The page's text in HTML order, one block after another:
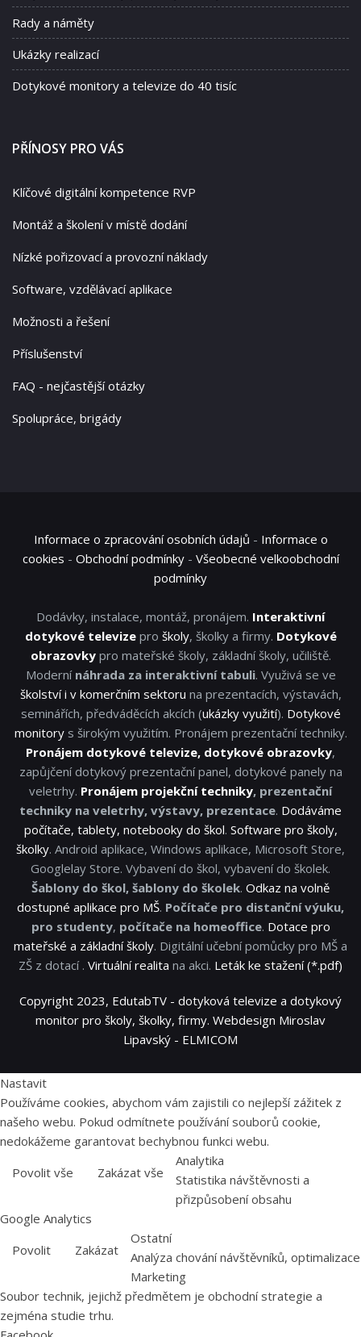
Rady a náměty
Ukázky realizací
Dotykové monitory a televize do 40 tisíc
PŘÍNOSY PRO VÁS
Klíčové digitální kompetence RVP
Montáž a školení v místě dodání
Nízké pořizovací a provozní náklady
Software, vzdělávací aplikace
Možnosti a řešení
Příslušenství
FAQ - nejčastější otázky
Spolupráce, brigády
Informace o zpracování osobních údajů - Informace o
cookies - Obchodní podmínky- Všeobecné velkoobchodní
podmínky
Dodávky, instalace, montáž, pronájem. Interaktivní
dotykové televizepro školy, školky a firmy. Dotykové
obrazovkypro mateřské školy, základní školy, učiliště.
Moderní náhrada za interaktivní tabuli. Využivá se ve
školství i v komerčním sektoru na prezentacích, výstavách,
seminářích, předváděcích akcích (ukázky využití). Dotykové
monitorys širokým využitím. Pronájem prezentační techniky.
Pronájem dotykové televize, dotykové obrazovky,
zapůjčení dotykový prezentační panel, dotykové panely na
veletrhy. Pronájem projekční techniky, prezentační
techniky na veletrhy, výstavy, prezentace. Dodáváme
počítače, tablety, notebooky do škol. Software pro školy,
školky. Android aplikace, Windows aplikace, Microsoft Store,
Googlelay Store. Vybavení do škol, vybavení do školek.
Šablony do škol, šablony do školek. Odkaz na volně
dostupné aplikace pro MŠ. Počítače pro distanční výuku,
pro studenty, počítače na homeoffice. Dotace pro
mateřské a základní školy. Digitální učební pomůcky pro MŠ a
ZŠ z dotací . Virtuální realita na akci. Leták ke stažení (*.pdf)
Copyright 2023, EdutabTV - dotyková televize a dotykový
monitor pro školy, školky, firmy. Webdesign Miroslav
Lipavský - ELMICOM
Nastavit
Používáme cookies, abychom vám zajistili co nejlepší zážitek z
našeho webu. Pokud odmítnete používání souborů cookie,
nedokážeme garantovat bechybnou funkci webu.
Povolit vše
Zakázat vše
Analytika
Statistika návštěvnosti a
přizpůsobení obsahu
Google Analytics
Povolit
Zakázat
Ostatní
Analýza chování návštěvníků, optimalizace
Marketing
Soubor technik, jejichž předmětem je obchodní strategie a
zejména studie trhu.